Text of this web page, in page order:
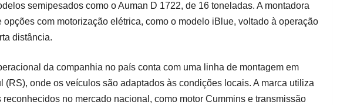
semipesados como o Auman D 1722, de 16 toneladas. A montadora
opções com motorização elétrica, como o modelo iBlue, voltado à operação
distância.
da companhia no país conta com uma linha de montagem em
(RS), onde os veículos são adaptados às condições locais. A marca utiliza
reconhecidos no mercado nacional, como motor Cummins e transmissão